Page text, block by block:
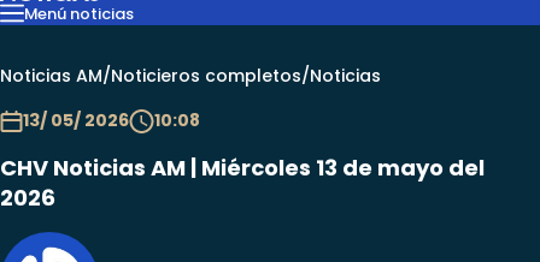
Menú noticias
InternacionalReportajesCazanoticiasEconomíaCasos
Noticias AM/Noticieros completos/Noticias
13/ 05/ 2026
10:08
CHV Noticias AM | Miércoles 13 de mayo del
2026